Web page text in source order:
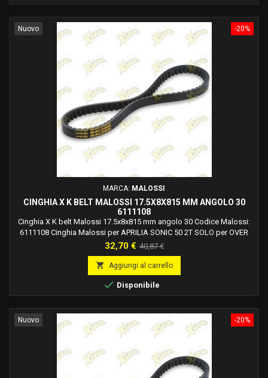
-20%
Nuovo
MARCA: MALOSSI
CINGHIA X K BELT MALOSSI 17.5X8X815 MM ANGOLO 30
6111108
Cinghia X K belt Malossi 17.5x8x815 mm angolo 30 Codice Malossi:
6111108 Cinghia Malossi per APRILIA SONIC 50 2T SOLO per OVER
RANGE. Cinghia Malossi per APRILIA SONIC 50 2T LC SOLO per OVER
RANGE. Cinghia Malossi per DRR DRX 90 2T LC &lt;-2015 SOLO per
OVER RANGE. Cinghia Malossi per DRR DRX 90 2T LC 2016-&gt; SOLO
per OVER RANGE. Cinghia Malossi per...
Prezzo
32,70 € Prezzo
base
40,87 €
 Aggiungi al carrello
 Disponibile
-20%
Nuovo